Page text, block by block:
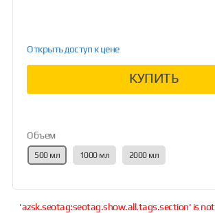
Открыть доступ к цене
КУПИТЬ
Объем
500 мл 1000 мл 2000 мл
'azsk.seotag:seotag.show.all.tags.section' is